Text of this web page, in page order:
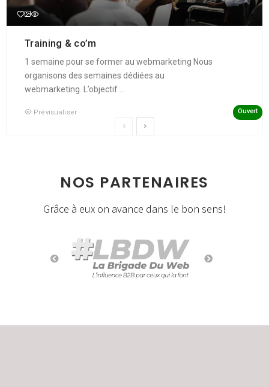
Training & co’m
1 semaine pour se former au webmarketing Nous
organisons des semaines dédiées au
webmarketing. L’objectif ...
Prévisualiser Ouvert
NOS PARTENAIRES
Grâce à eux on avance dans le bon sens!